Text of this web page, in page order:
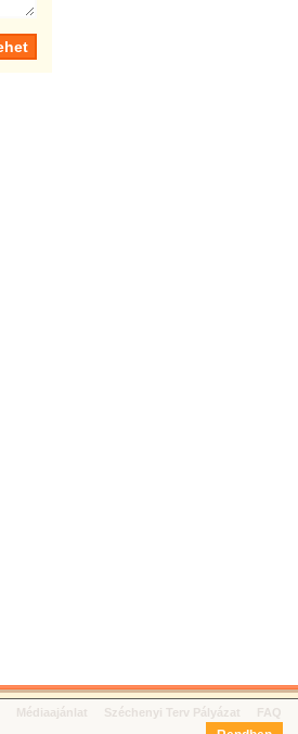
Médiaajánlat Széchenyi Terv Pályázat FAQ